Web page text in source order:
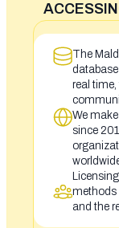
The
real
We
since
methods
and the